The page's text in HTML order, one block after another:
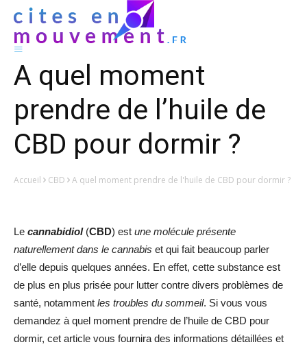
A quel moment
prendre de l’huile de
CBD pour dormir ?
Accueil CBD A quel moment prendre de l'huile de CBD pour dormir ?
Le cannabidiol (CBD) est une molécule présente
naturellement dans le cannabis et qui fait beaucoup parler
d’elle depuis quelques années. En effet, cette substance est
de plus en plus prisée pour lutter contre divers problèmes de
santé, notamment les troubles du sommeil. Si vous vous
demandez à quel moment prendre de l’huile de CBD pour
dormir, cet article vous fournira des informations détaillées et